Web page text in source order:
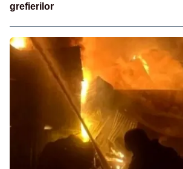
grefierilor